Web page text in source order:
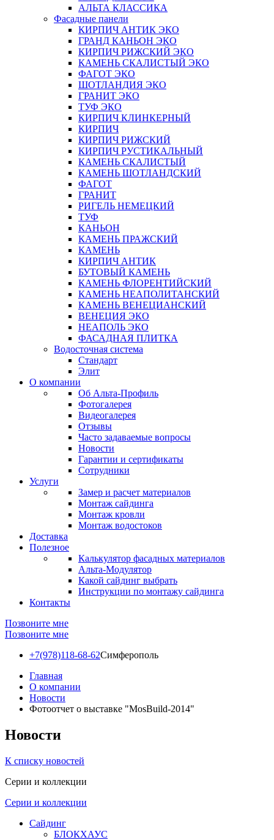
АЛЬТА КЛАССИКА
Фасадные панели
КИРПИЧ АНТИК ЭКО
ГРАНД КАНЬОН ЭКО
КИРПИЧ РИЖСКИЙ ЭКО
КАМЕНЬ СКАЛИСТЫЙ ЭКО
ФАГОТ ЭКО
ШОТЛАНДИЯ ЭКО
ГРАНИТ ЭКО
ТУФ ЭКО
КИРПИЧ КЛИНКЕРНЫЙ
КИРПИЧ
КИРПИЧ РИЖСКИЙ
КИРПИЧ РУСТИКАЛЬНЫЙ
КАМЕНЬ СКАЛИСТЫЙ
КАМЕНЬ ШОТЛАНДСКИЙ
ФАГОТ
ГРАНИТ
РИГЕЛЬ НЕМЕЦКИЙ
ТУФ
КАНЬОН
КАМЕНЬ ПРАЖСКИЙ
КАМЕНЬ
КИРПИЧ АНТИК
БУТОВЫЙ КАМЕНЬ
КАМЕНЬ ФЛОРЕНТИЙСКИЙ
КАМЕНЬ НЕАПОЛИТАНСКИЙ
КАМЕНЬ ВЕНЕЦИАНСКИЙ
ВЕНЕЦИЯ ЭКО
НЕАПОЛЬ ЭКО
ФАСАДНАЯ ПЛИТКА
Водосточная система
Стандарт
Элит
О компании
Об Альта-Профиль
Фотогалерея
Видеогалерея
Отзывы
Часто задаваемые вопросы
Новости
Гарантии и сертификаты
Сотрудники
Услуги
Замер и расчет материалов
Монтаж сайдинга
Монтаж кровли
Монтаж водостоков
Доставка
Полезное
Калькулятор фасадных материалов
Альта-Модулятор
Какой сайдинг выбрать
Инструкции по монтажу сайдинга
Контакты
Позвоните мне
Позвоните мне
+7(978)118-68-62Симферополь
Главная
О компании
Новости
Фотоотчет о выставке "MosBuild-2014"
Новости
К списку новостей
Серии и коллекции
Серии и коллекции
Сайдинг
БЛОКХАУС